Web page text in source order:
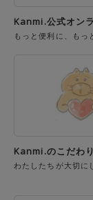
Kanmi.公式オン
もっと便利に、もっ
Kanmi.のこだわり
わたしたちが大切に